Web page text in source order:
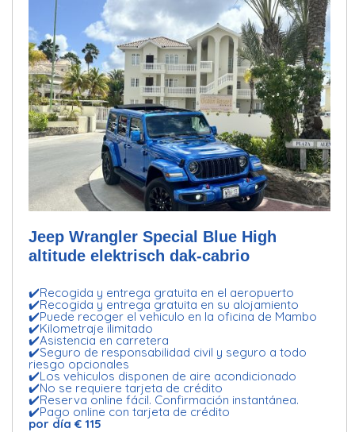
Jeep Wrangler Special Blue High
altitude elektrisch dak-cabrio
✔️Recogida y entrega gratuita en el aeropuerto
✔️Recogida y entrega gratuita en su alojamiento
✔️Puede recoger el vehiculo en la oficina de Mambo
✔️Kilometraje ilimitado
✔️Asistencia en carretera
✔️Seguro de responsabilidad civil y seguro a todo
riesgo opcionales
✔️Los vehiculos disponen de aire acondicionado
✔️No se requiere tarjeta de crédito
✔️Reserva online fácil. Confirmación instantánea.
✔️Pago online con tarjeta de crédito
por día € 115